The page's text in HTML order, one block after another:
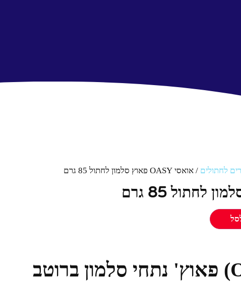
לחתולים / אואסי OASY פאוץ סלמון לחתול 85 גרם
🐟 אואסי (Oasy) פאוץ' נתחי סלמון ברוטב